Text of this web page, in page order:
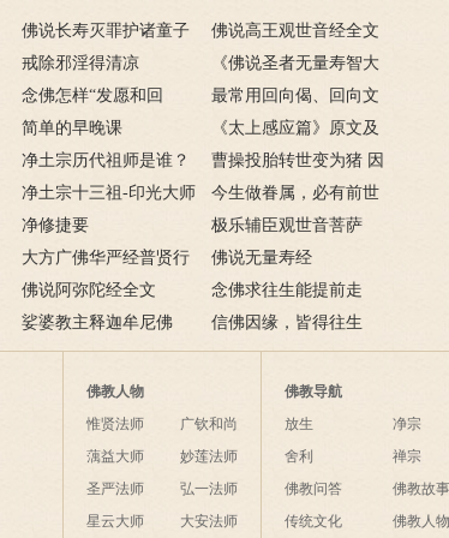
佛说长寿灭罪护诸童子
陀罗尼经全文
佛说高王观世音经全文
戒除邪淫得清凉
《佛说圣者无量寿智大
乘陀罗尼经》原文
念佛怎样“发愿和回
向”？
最常用回向偈、回向文
简单的早晚课
《太上感应篇》原文及
白话译文
净土宗历代祖师是谁？
净土宗十三代祖师介绍
曹操投胎转世变为猪 因
果轮回不可思议
净土宗十三祖-印光大师
简介
今生做眷属，必有前世
因缘
净修捷要
极乐辅臣观世音菩萨
大方广佛华严经普贤行
愿品讲义
佛说无量寿经
佛说阿弥陀经全文
念佛求往生能提前走
吗？趁年轻先走可以
吗？
娑婆教主释迦牟尼佛 信佛因缘，皆得往生
佛教人物
惟贤法师
蕅益大师
圣严法师
星云大师
广钦和尚
妙莲法师
弘一法师
大安法师
佛教导航
放生
舍利
佛教问答
传统文化
净宗
禅宗
佛教故
佛教人